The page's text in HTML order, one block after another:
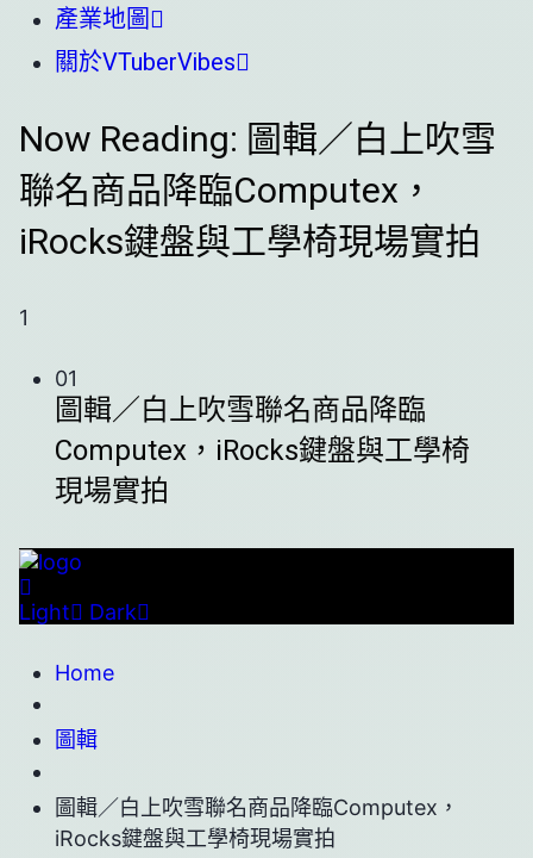
產業地圖
關於VTuberVibes
Now Reading: 圖輯／白上吹雪
聯名商品降臨Computex，
iRocks鍵盤與工學椅現場實拍
1
01
圖輯／白上吹雪聯名商品降臨
Computex，iRocks鍵盤與工學椅
現場實拍
Light Dark
Home
圖輯
圖輯／白上吹雪聯名商品降臨Computex，
iRocks鍵盤與工學椅現場實拍